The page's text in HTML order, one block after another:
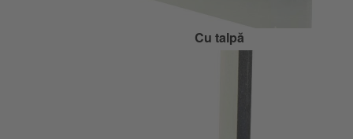
Cu talpă